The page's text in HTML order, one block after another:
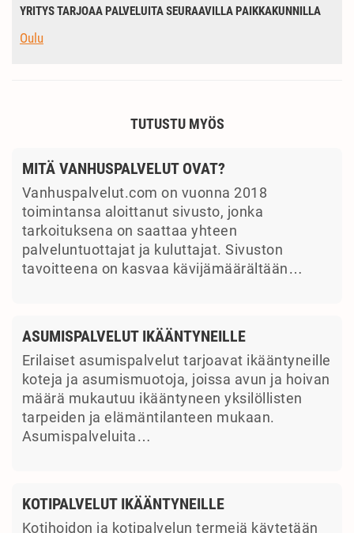
YRITYS TARJOAA PALVELUITA SEURAAVILLA PAIKKAKUNNILLA
Oulu
TUTUSTU MYÖS
MITÄ VANHUSPALVELUT OVAT?
Vanhuspalvelut.com on vuonna 2018
toimintansa aloittanut sivusto, jonka
tarkoituksena on saattaa yhteen
palveluntuottajat ja kuluttajat. Sivuston
tavoitteena on kasvaa kävijämäärältään…
ASUMISPALVELUT IKÄÄNTYNEILLE
Erilaiset asumispalvelut tarjoavat ikääntyneille
koteja ja asumismuotoja, joissa avun ja hoivan
määrä mukautuu ikääntyneen yksilöllisten
tarpeiden ja elämäntilanteen mukaan.
Asumispalveluita…
KOTIPALVELUT IKÄÄNTYNEILLE
Kotihoidon ja kotipalvelun termejä käytetään